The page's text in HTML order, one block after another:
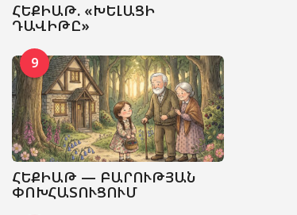
ՀԵՔԻԱԹ. «ԽԵԼԱՑԻ
ԴԱՎԻԹԸ»
9
ՀԵՔԻԱԹ — ԲԱՐՈՒԹՅԱՆ
ՓՈԽՀԱՏՈՒՑՈՒՄ